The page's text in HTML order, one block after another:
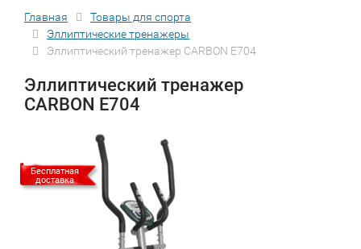
Главная
Товары для спорта
Эллиптические тренажеры
Эллиптический тренажер CARBON E704
Эллиптический тренажер
CARBON E704
Бесплатная
доставка